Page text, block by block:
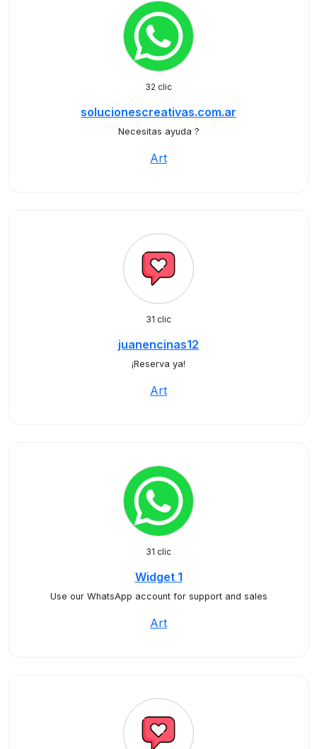
32 clic
solucionescreativas.com.ar
Necesitas ayuda ?
Art
31 clic
juanencinas12
¡Reserva ya!
Art
31 clic
Widget 1
Use our WhatsApp account for support and sales
Art